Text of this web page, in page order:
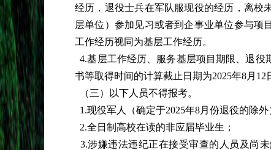
经历，退役士兵在军队服现役的经历，离校
层单位）参加见习或者到企事业单位参与项
工作经历视同为基层工作经历。
4.基层工作经历、服务基层项目期限、退
书等取得时间的计算截止日期为2025年8月12
（三）以下人员不得报考。
1.现役军人（确定于2025年8月份退役的除外
2.全日制高校在读的非应届毕业生；
3.涉嫌违法违纪正在接受审查的人员及尚